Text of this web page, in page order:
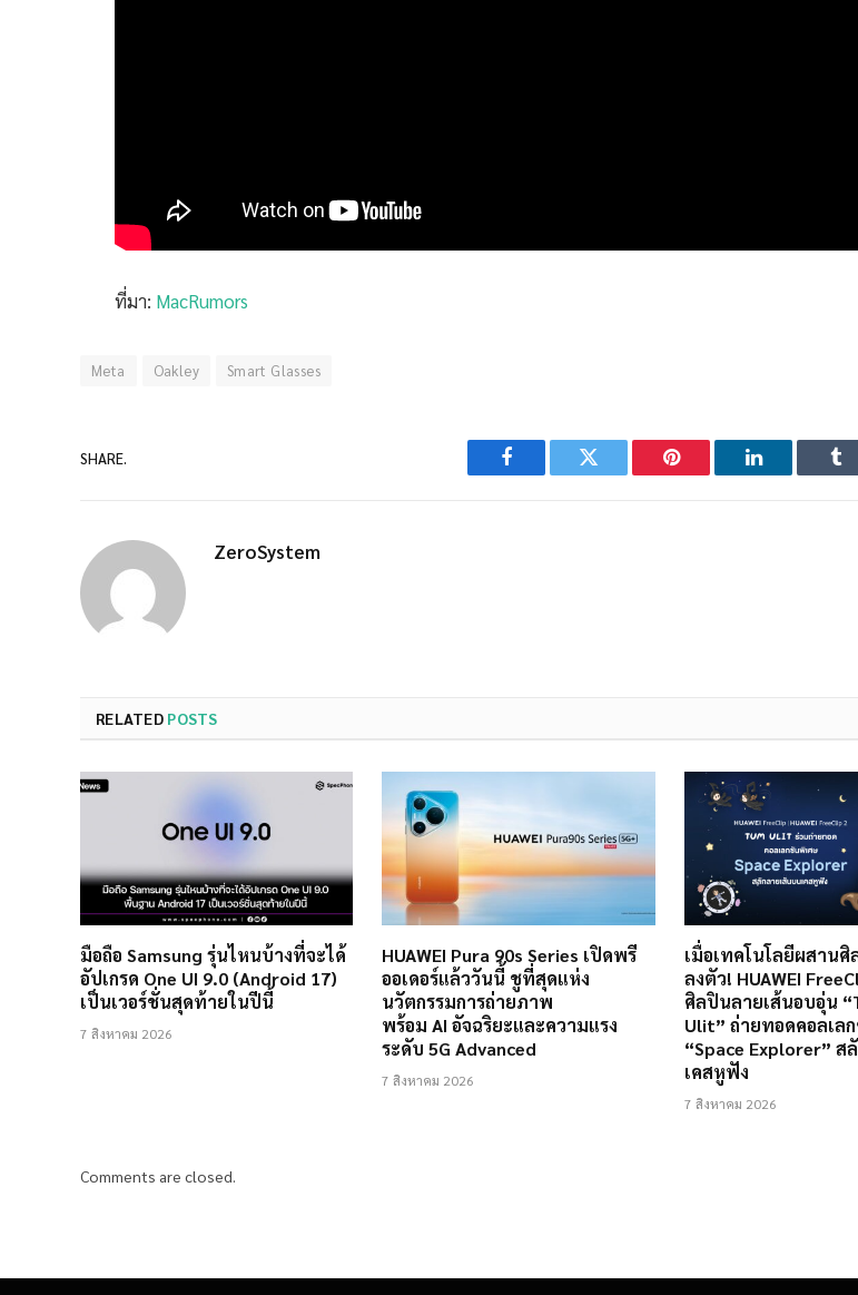
ที่มา: MacRumors
Meta Oakley Smart Glasses
SHARE.
Facebook Twitter Pinterest LinkedIn
ZeroSystem
RELATED POSTS
มือถือ Samsung รุ่นไหนบ้างที่จะได้
อัปเกรด One UI 9.0 (Android 17)
เป็นเวอร์ชั่นสุดท้ายในปีนี้
7 สิงหาคม 2026
HUAWEI Pura 90s Series เปิดพรี
ออเดอร์แล้ววันนี้ ชูที่สุดแห่ง
นวัตกรรมการถ่ายภาพ
พร้อม AI อัจฉริยะและความแรง
ระดับ 5G Advanced
7 สิงหาคม 2026
เมื่อเทคโนโลยีผสานศิ
ลงตัว! HUAWEI
ศิลปินลายเส้นอบอุ่น
Ulit” ถ่ายทอดคอลเล
“Space Explorer” ส
เคสหูฟัง
7 สิงหาคม 2026
Comments are closed.